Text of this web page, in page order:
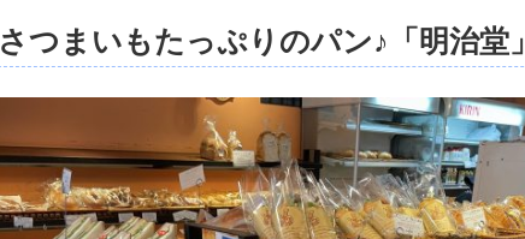
さつまいもたっぷりのパン♪「明治堂」